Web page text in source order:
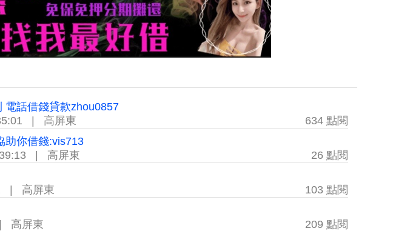
電話借錢貸款zhou0857
| 高屏東
634 點閱
助你借錢:vis713
| 高屏東
26 點閱
| 高屏東
103 點閱
| 高屏東
209 點閱